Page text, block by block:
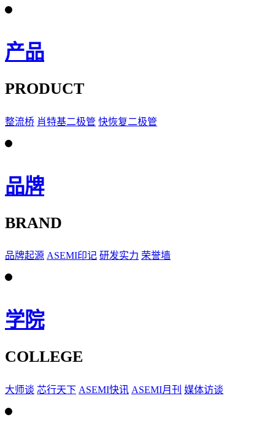
产品
PRODUCT
整流桥 肖特基二极管 快恢复二极管
品牌
BRAND
品牌起源 ASEMI印记 研发实力 荣誉墙
学院
COLLEGE
大师谈 芯行天下 ASEMI快讯 ASEMI月刊 媒体访谈